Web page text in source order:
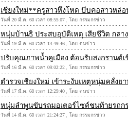
เชียงใหม่**ครูสาวหึงโหด บีบคอสาวหล่
วันที่ 20 มี.ค. 60 เวลา 08:55:07 , โดย กรรมกรข่าว
หนุ่มบ้านธิ ประสบอุบัติเหตุ เสียชีวิต กลา
วันที่ 19 มี.ค. 60 เวลา 13:49:46 , โดย ตนข่าว
ปรับคุณภาพน้ำคูเมือง ต้อนรับสงกรานต์เ
วันที่ 16 มี.ค. 60 เวลา 09:02:22 , โดย กรรมกรข่าว
ตำรวจเชียงใหม่ เข้าระงับเหตุหนุ่มคลั่ง
วันที่ 17 มี.ค. 60 เวลา 12:29:40 , โดย ตนข่าว
หนุ่มลำพูนขับรถมอเตอร์ไซค์ชนท้ายรถก
วันที่ 14 มี.ค. 60 เวลา 21:24:27 , โดย กรรมกรข่าว